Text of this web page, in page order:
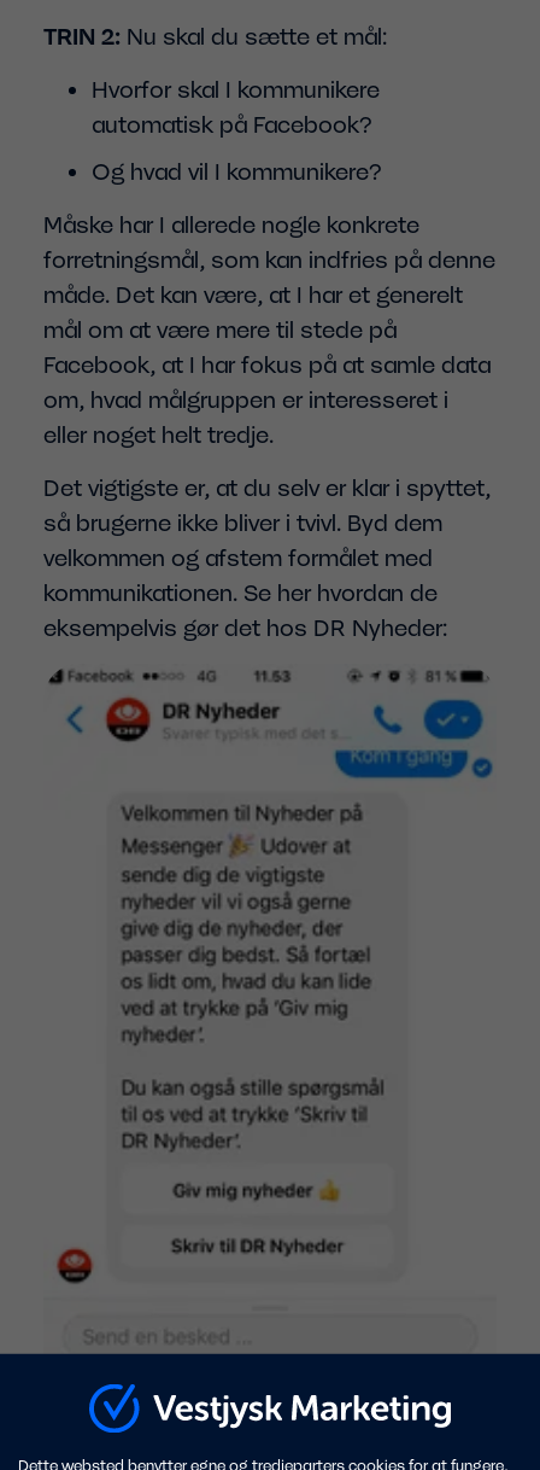
TRIN 2: Nu skal du sætte et mål:
Hvorfor skal I kommunikere
automatisk på Facebook?
Og hvad vil I kommunikere?
Måske har I allerede nogle konkrete
forretningsmål, som kan indfries på denne
måde. Det kan være, at I har et generelt
mål om at være mere til stede på
Facebook, at I har fokus på at samle data
om, hvad målgruppen er interesseret i
eller noget helt tredje.
Det vigtigste er, at du selv er klar i spyttet,
så brugerne ikke bliver i tvivl. Byd dem
velkommen og afstem formålet med
kommunikationen. Se her hvordan de
eksempelvis gør det hos DR Nyheder:
Dette websted benytter egne og tredjeparters cookies for at fungere,